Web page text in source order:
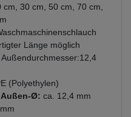
cm, 30 cm, 50 cm, 70 cm,
Länge möglich
Außendurchmesser:12,4
(Polyethylen)
Außen-Ø: ca. 12,4 mm